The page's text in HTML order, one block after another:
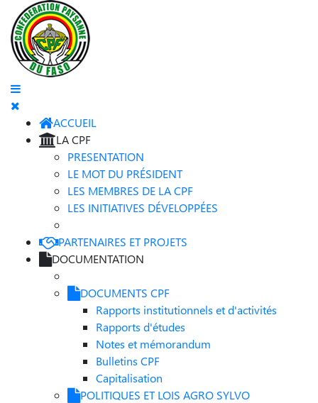
ACCUEIL
LA CPF
PRESENTATION
LE MOT DU PRÉSIDENT
LES MEMBRES DE LA CPF
LES INITIATIVES DÉVELOPPÉES
PARTENAIRES ET PROJETS
DOCUMENTATION
DOCUMENTS CPF
Rapports institutionnels et d'activités
Rapports d'études
Notes et mémorandum
Bulletins CPF
Capitalisation
POLITIQUES ET LOIS AGRO SYLVO